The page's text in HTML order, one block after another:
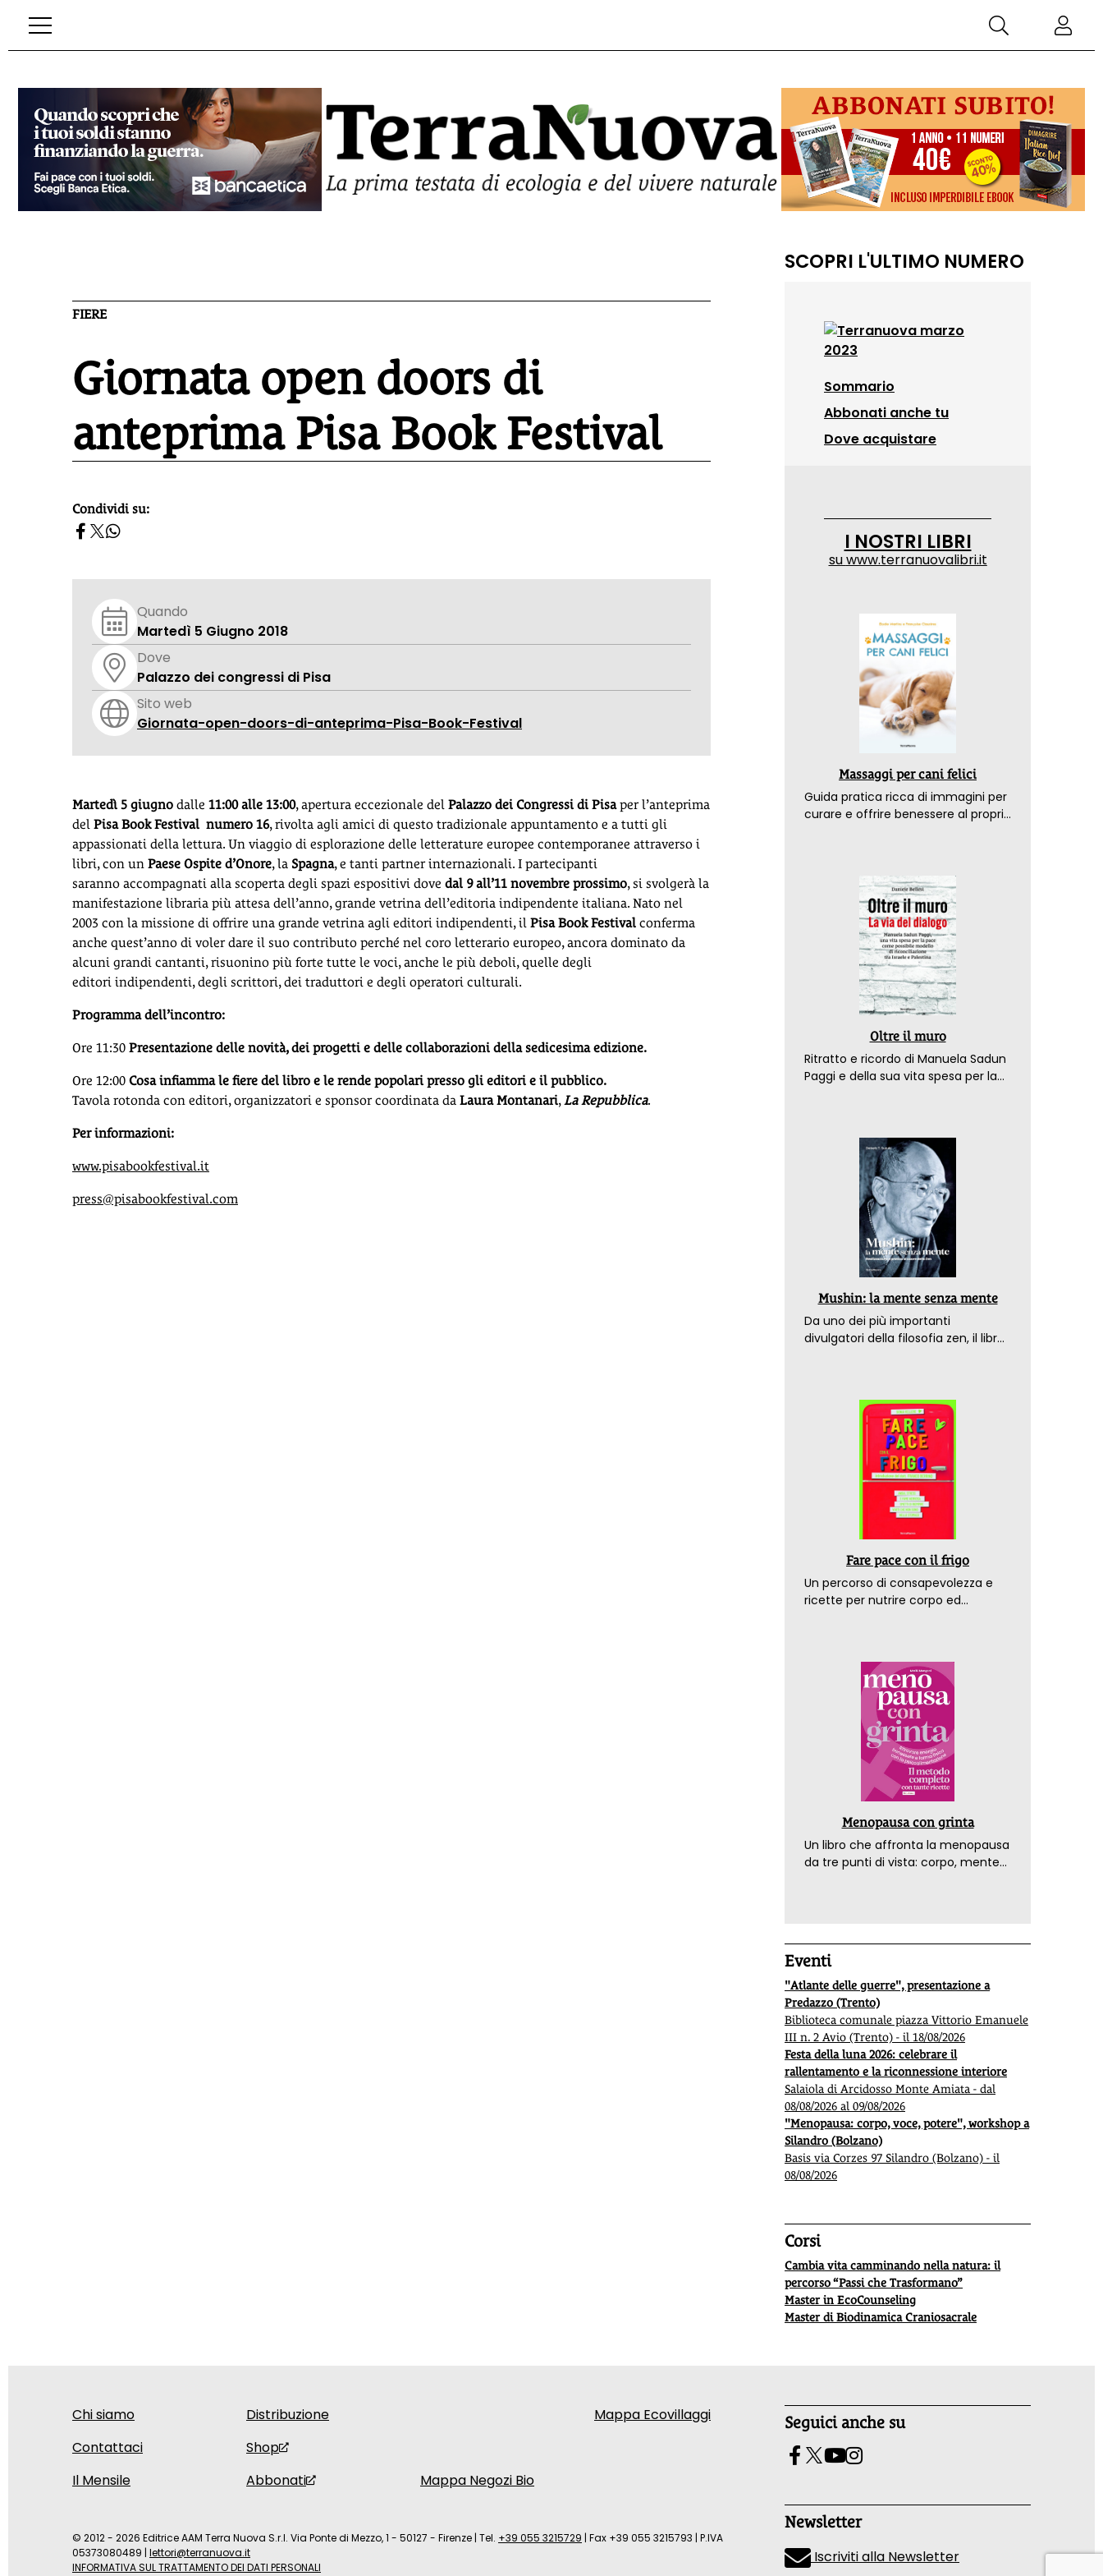
FIERE
Giornata open doors di
anteprima Pisa Book Festival
homepage h2
Condividi su:
Quando
Martedì 5 Giugno 2018
Dove
Palazzo dei congressi di Pisa
Sito web
Giornata-open-doors-di-anteprima-Pisa-Book-Festival
Martedì 5 giugno dalle 11:00 alle 13:00, apertura eccezionale del Palazzo dei Congressi di Pisaper l’anteprima
del Pisa Book Festival numero 16, rivolta agli amici di questo tradizionale appuntamento e a tutti gli
appassionati della lettura. Un viaggio di esplorazione delle letterature europee contemporanee attraverso i
libri, con un Paese Ospite d’Onore, la Spagna, e tanti partner internazionali. I partecipanti
saranno accompagnati alla scoperta degli spazi espositivi dove dal 9 all’11 novembre prossimo, si svolgerà la
manifestazione libraria più attesa dell’anno, grande vetrina dell’editoria indipendente italiana. Nato nel
2003 con la missione di offrire una grande vetrina agli editori indipendenti, il Pisa Book Festival conferma
anche quest’anno di voler dare il suo contributo perché nel coro letterario europeo, ancora dominato da
alcuni grandi cantanti, risuonino più forte tutte le voci, anche le più deboli, quelle degli
editori indipendenti, degli scrittori, dei traduttori e degli operatori culturali.
Programma dell’incontro:
Ore 11:30 Presentazione delle novità, dei progetti e delle collaborazioni della sedicesima edizione.
Ore 12:00 Cosa infiamma le fiere del libro e le rende popolari presso gli editori e il pubblico.
Tavola rotonda con editori, organizzatori e sponsor coordinata da Laura Montanari,La Repubblica.
Per informazioni:
www.pisabookfestival.it
press@pisabookfestival.com
SCOPRI L'ULTIMO NUMERO
Sommario
Abbonati anche tu
Dove acquistare
I NOSTRI LIBRI
suwww.terranuovalibri.it
Massaggi per cani felici
Guida pratica ricca di immagini per
curare e offrire benessere al proprio
Oltre il muro
Ritratto e ricordo di Manuela Sadun
Paggi e della sua vita spesa per la
Mushin: la mente senza mente
Da uno dei più importanti
divulgatori della filosofia zen, il libro
Fare pace con il frigo
Un percorso di consapevolezza e
ricette per nutrire corpo ed
Menopausa con grinta
Un libro che affronta la menopausa
da tre punti di vista: corpo, mente
Eventi
"Atlante delle guerre", presentazione a
Predazzo (Trento)
Biblioteca comunale piazza Vittorio Emanuele
III n. 2 Avio (Trento) - il 18/08/2026
Festa della luna 2026: celebrare il
rallentamento e la riconnessione interiore
Salaiola di Arcidosso Monte Amiata - dal
08/08/2026 al 09/08/2026
"Menopausa: corpo, voce, potere", workshop a
Silandro (Bolzano)
Basis via Corzes 97 Silandro (Bolzano) - il
08/08/2026
Corsi
Cambia vita camminando nella natura: il
percorso “Passi che Trasformano”
Master in EcoCounseling
Master di Biodinamica Craniosacrale
Chi siamo
Contattaci
Il Mensile
Distribuzione
Shop
Abbonati
Mappa Negozi Bio
Mappa Ecovillaggi Seguici anche su
Newsletter
Iscriviti alla Newsletter
© 2012 - 2026 Editrice AAM Terra Nuova S.r.l. Via Ponte di Mezzo, 1 - 50127 - Firenze | Tel. +39 055 3215729 | Fax +39 055 3215793 | P.IVA
05373080489 | lettori@terranuova.it
INFORMATIVA SUL TRATTAMENTO DEI DATI PERSONALI